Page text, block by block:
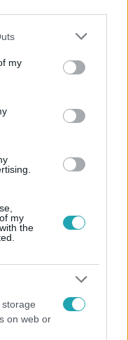
one or more Google
You may click to
third-party tags to
in below Google
my
my
the
on web or